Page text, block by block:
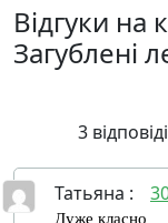
Відгуки на
Загублені
3
Татьяна :
Дуже класно